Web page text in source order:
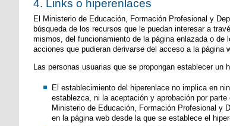
4. Links o hiperenlaces
El Ministerio de Educación, Formación Profesional y
búsqueda de los recursos que le puedan interesar a
mismos, del funcionamiento de la página enlazada o
acciones que pudieran derivarse del acceso a la página
Las personas usuarias que se propongan establecer
El establecimiento del hiperenlace no implica en
establezca, ni la aceptación y aprobación por
Ministerio de Educación, Formación Profesional y
en la página web desde la que se establece el